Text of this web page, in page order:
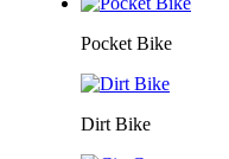
Pocket Bike
Dirt Bike